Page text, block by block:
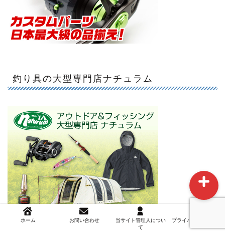
釣り具の大型専門店ナチュラム
ホーム お問い合わせ
当サイト管理人につい
て
プライバシーポリシー
当サイト管理人について